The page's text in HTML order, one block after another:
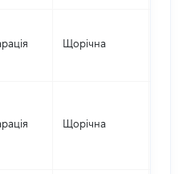
Щорічна
Щорічна